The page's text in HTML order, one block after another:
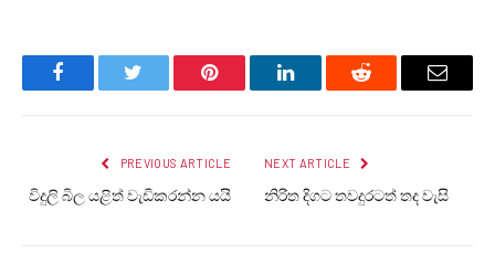
FacebookTwitter Pinterest LinkedInReddit Email
PREVIOUS ARTICLE
විදුලි බිල යළිත් වැඩිකරන්න යයි
NEXT ARTICLE
නිරිත දිගට තවදුරටත් තද වැසි